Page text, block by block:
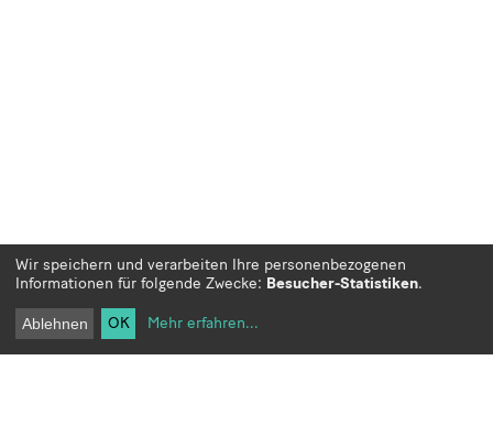
Wir speichern und verarbeiten Ihre personenbezogenen
Informationen für folgende Zwecke: Besucher-Statistiken.
Ablehnen OK Mehr erfahren...